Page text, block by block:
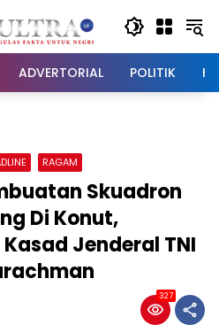
ADVERTORIAL POLITIK
RAGAM
Skuadron
Di Konut,
Jenderal TNI
327